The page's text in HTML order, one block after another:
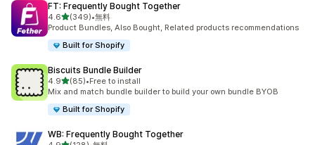
FT: Frequently Bought Together
4.65つ星中
(349)
合計レビュー数：349件
•無料
Product Bundles, Also Bought, Related products recommendations
Built for Shopify
Biscuits Bundle Builder
4.95つ星中
(85)
合計レビュー数：85件
•Free to install
Mix and match bundle builder to build your own bundle BYOB
Built for Shopify
WB: Frequently Bought Together